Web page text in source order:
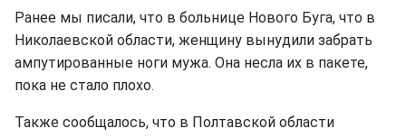
Ранее мы писали, что в больнице Нового Буга, что в
Николаевской области, женщину вынудили забрать
ампутированные ноги мужа. Она несла их в пакете,
пока не стало плохо.
Также сообщалось, что в Полтавской области